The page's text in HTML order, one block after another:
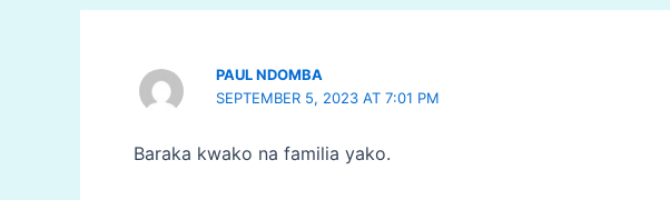
PAUL NDOMBA
SEPTEMBER 5, 2023 AT 7:01 PM
Baraka kwako na familia yako.